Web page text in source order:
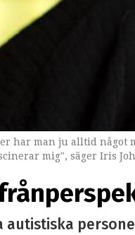
har man ju alltid något
mig", säger Iris
autistiska